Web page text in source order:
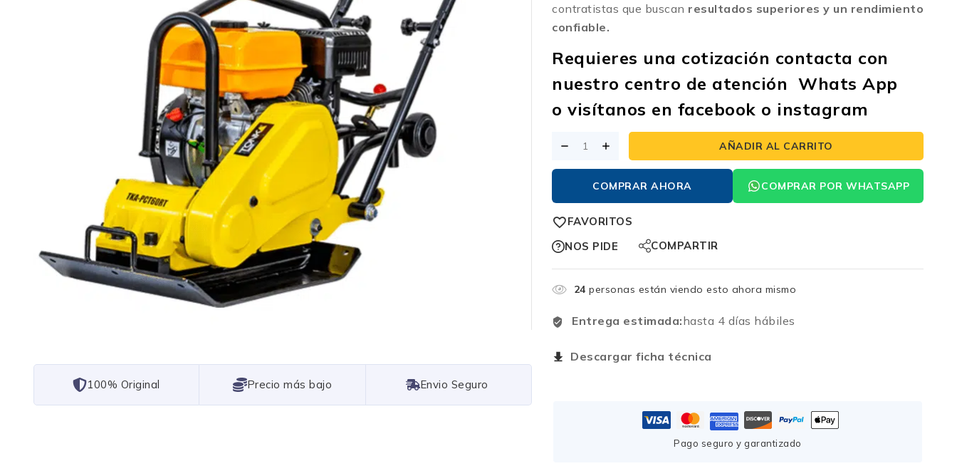
101% Original Lowest Price Free Shipping
contratistas que buscan resultados superiores y un rendimiento
confiable.
Requieres una cotización contacta con
nuestro centro de atención Whats App
o visítanos en facebook o instagram
AÑADIR AL CARRITO
COMPRAR AHORA COMPRAR POR WHATSAPP
FAVORITOS
NOS PIDE
COMPARTIR
24 personas están viendo esto ahora mismo
Entrega estimada:hasta 4 días hábiles
Descargar ficha técnica
Pago seguro y garantizado